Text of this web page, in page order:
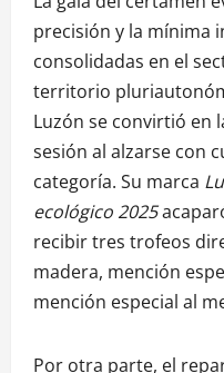
precisión y la mínima
consolidadas en el
territorio
Luzón se convirtió en
sesión al alzarse con
categoría. Su marca
ecológico 2025
recibir tres trofeos
madera, mención
mención especial al
Por otra parte, el